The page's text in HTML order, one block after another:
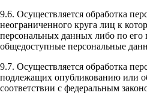
9.6. Осуществляется обработка
неограниченного круга лиц к
персональных данных либо по его
общедоступные персональные
9.7. Осуществляется обработка
подлежащих опубликованию или
соответствии с федеральным